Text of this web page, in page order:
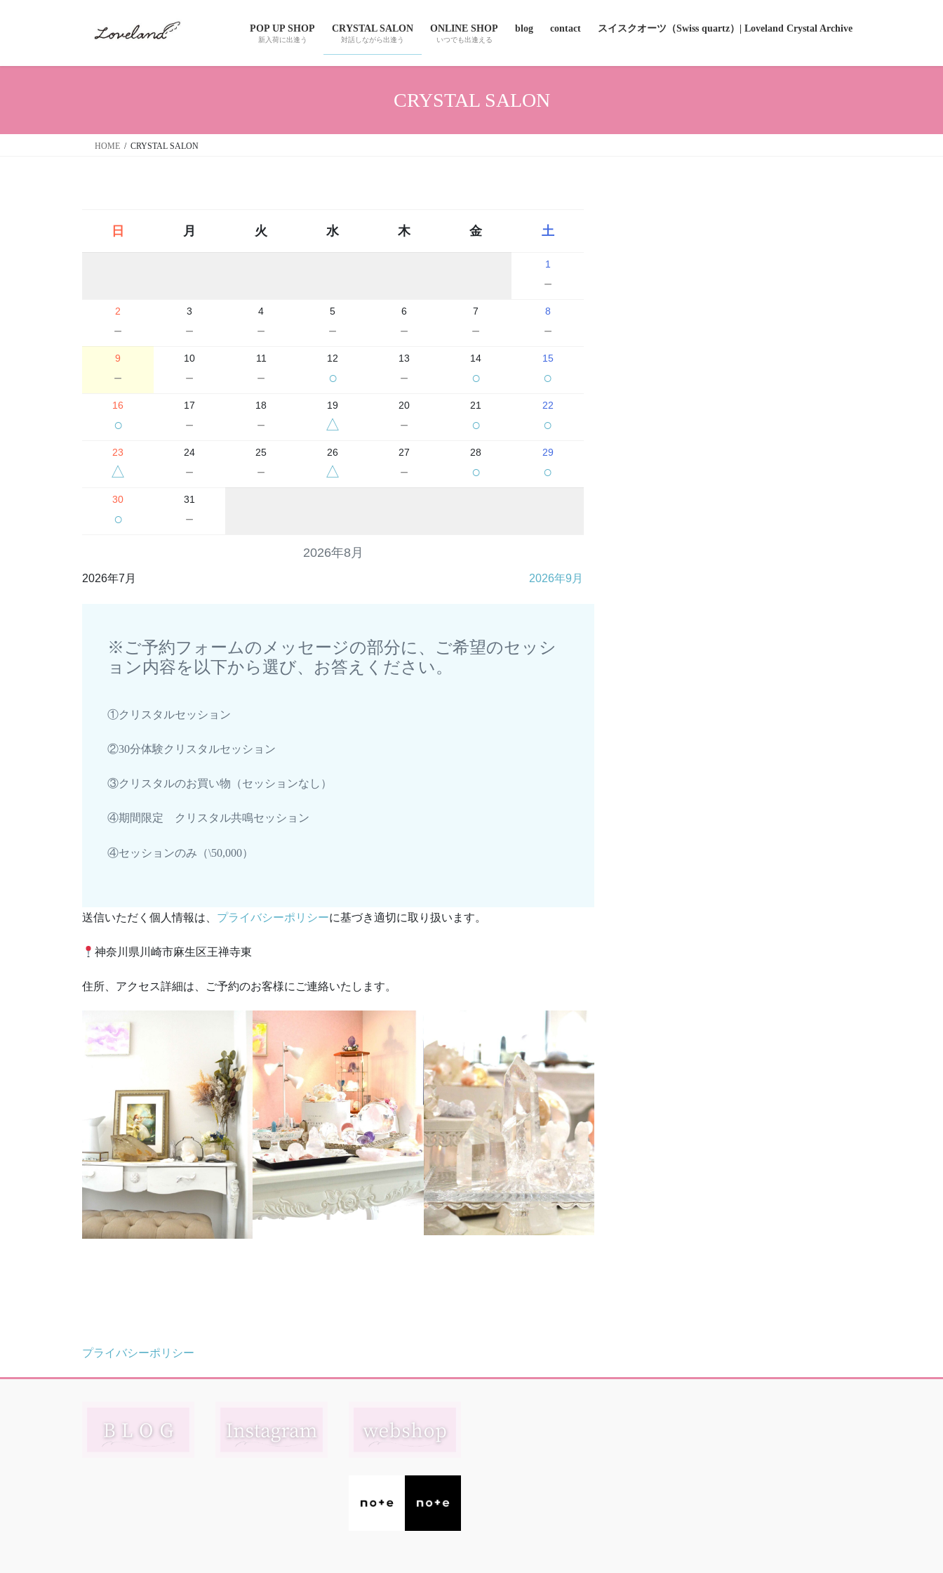
POP UP SHOP
新入荷に出逢う
CRYSTAL SALON
対話しながら出逢う
ONLINE SHOP
いつでも出逢える
blog contact スイスクオーツ（Swiss quartz）| Loveland Crystal Archive
CRYSTAL SALON
HOME CRYSTAL SALON
2026年8月
日 月 火 水 木 金 土
1
－
2
－
3
－
4
－
5
－
6
－
7
－
8
－
9
－
10
－
11
－
12
○
13
－
14
○
15
○
16
○
17
－
18
－
19
△
20
－
21
○
22
○
23
△
24
－
25
－
26
△
27
－
28
○
29
○
30
○
31
－
2026年7月 2026年9月
※ご予約フォームのメッセージの部分に、ご希望のセッシ
ョン内容を以下から選び、お答えください。
①クリスタルセッション
②30分体験クリスタルセッション
③クリスタルのお買い物（セッションなし）
④期間限定 クリスタル共鳴セッション
④セッションのみ（\50,000）
送信いただく個人情報は、 プライバシーポリシーに基づき適切に取り扱います。
神奈川県川崎市麻生区王禅寺東
住所、アクセス詳細は、ご予約のお客様にご連絡いたします。
プライバシーポリシー